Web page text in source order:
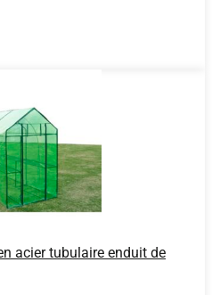
acier tubulaire enduit de